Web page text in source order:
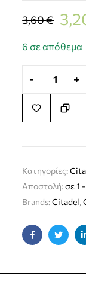
3,60€
6 σε απόθεμα
- +
Κατηγορίες:
Αποστολή:σε 1
Brands:Citadel,
FacebookTwitter